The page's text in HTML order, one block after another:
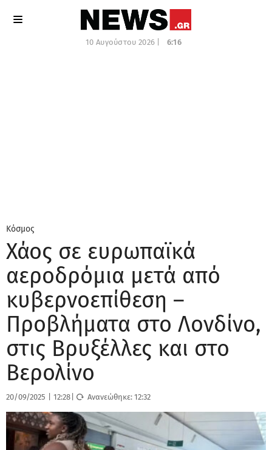
10 Αυγούστου 2026 | 6:16
Κόσμος
Χάος σε ευρωπαϊκά
αεροδρόμια μετά από
κυβερνοεπίθεση –
Προβλήματα στο Λονδίνο,
στις Βρυξέλλες και στο
Βερολίνο
20/09/2025 12:28 Ανανεώθηκε:12:32